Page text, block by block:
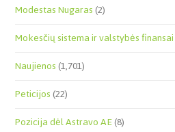
Modestas Nugaras(2)
Mokesčių sistema ir valstybės finansai
Naujienos(1,701)
Peticijos(22)
Pozicija dėl Astravo AE(8)